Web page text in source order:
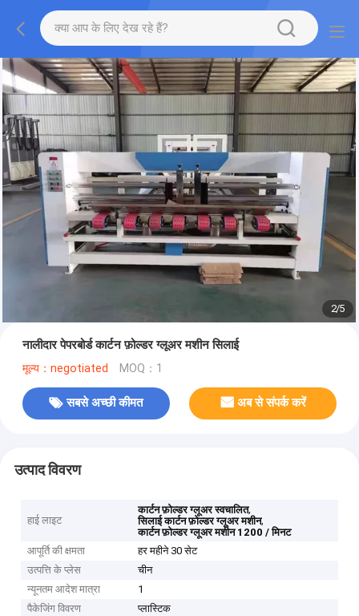
2/5
नालीदार पेपरबोर्ड कार्टन फ़ोल्डर ग्लूअर मशीन सिलाई
मूल्य：negotiated MOQ：1
सबसे अच्छी कीमत अब से संपर्क करें
उत्पाद विवरण
हाई लाइट
कार्टन फ़ोल्डर ग्लूअर स्वचालित,
सिलाई कार्टन फ़ोल्डर ग्लूअर मशीन,
कार्टन फ़ोल्डर ग्लूअर मशीन 1200 / मिनट
आपूर्ति की क्षमता
हर महीने 30 सेट
उत्पत्ति के प्लेस
चीन
न्यूनतम आदेश मात्रा
1
पैकेजिंग विवरण
प्लास्टिक